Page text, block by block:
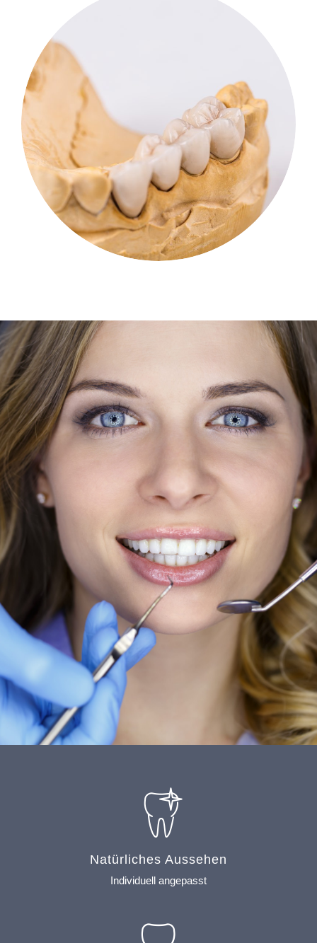
Natürliches Aussehen
Individuell angepasst